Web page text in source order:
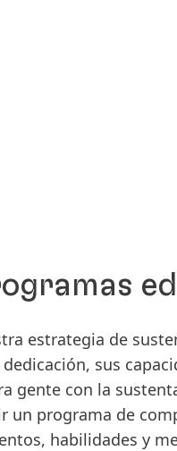
estrategia de
sus
gente con la
un programa de
habilidades y